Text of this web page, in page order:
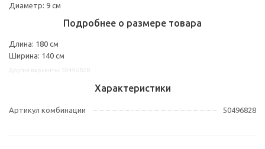
Диаметр: 9 см
Подробнее о размере товара
Длина: 180 см
Ширина: 140 см
Характеристики
Артикул комбинации 50496828